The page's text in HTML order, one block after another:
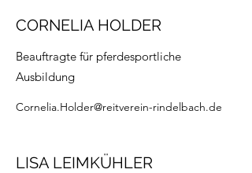
CORNELIA HOLDER
Beauftragte für pferdesportliche
Ausbildung
Cornelia.Holder@reitverein-rindelbach.de
LISA LEIMKÜHLER